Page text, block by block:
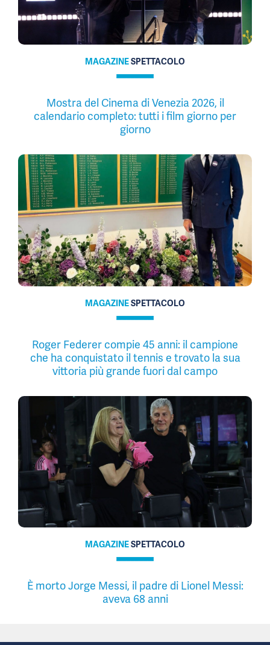
MAGAZINESPETTACOLO
Mostra del Cinema di Venezia 2026, il
calendario completo: tutti i film giorno per
giorno
MAGAZINESPETTACOLO
Roger Federer compie 45 anni: il campione
che ha conquistato il tennis e trovato la sua
vittoria più grande fuori dal campo
MAGAZINESPETTACOLO
È morto Jorge Messi, il padre di Lionel Messi:
aveva 68 anni